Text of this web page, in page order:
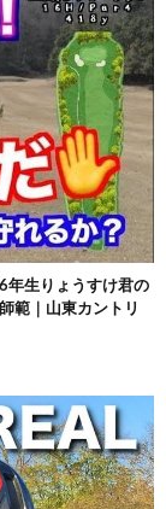
年生りょうすけ君の
範｜山東カントリ